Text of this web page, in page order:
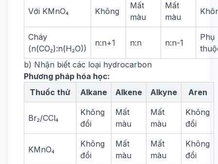
Với KMnO₄ Không
Mất
màu
Mất
màu
Cháy
(n(CO₂):n(H₂O))
n:n+1 n:n n:n-1
Phụ
b) Nhận biết các loại hydrocarbon
Phương pháp hóa học:
Thuốc thử
Alkane Alkene Alkyne Aren
Br₂/CCl₄
Không
đổi
Mất
màu
Mất
màu
Không
đổi
KMnO₄
Không
đổi
Mất
màu
Mất
màu
Không
đổi